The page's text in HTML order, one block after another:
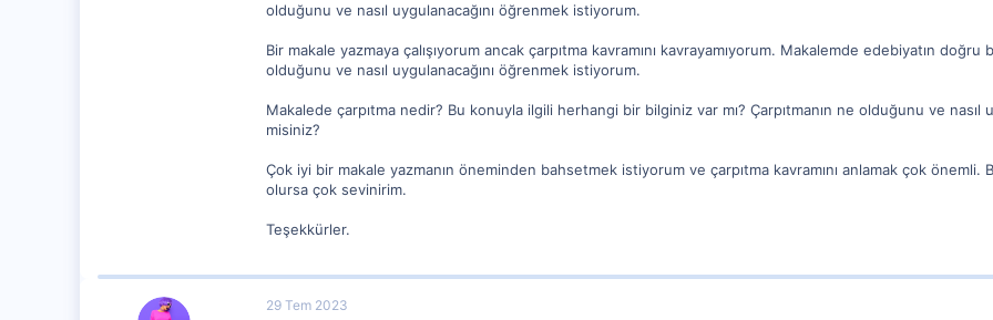
olduğunu ve nasıl uygulanacağını öğrenmek istiyorum.
Bir makale yazmaya çalışıyorum ancak çarpıtma kavramını kavrayamıyorum. Makalemde edebiyatın doğru
olduğunu ve nasıl uygulanacağını öğrenmek istiyorum.
Makalede çarpıtma nedir? Bu konuyla ilgili herhangi bir bilginiz var mı? Çarpıtmanın ne olduğunu ve nasıl
misiniz?
Çok iyi bir makale yazmanın öneminden bahsetmek istiyorum ve çarpıtma kavramını anlamak çok
olursa çok sevinirim.
Teşekkürler.
29 Tem 2023